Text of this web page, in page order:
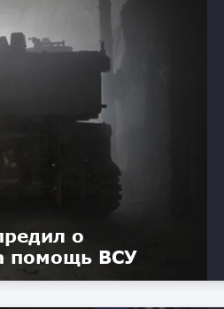
о
помощь ВСУ